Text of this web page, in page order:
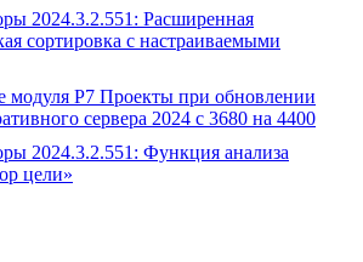
2024.3.2.551: Расширенная
сортировка с настраиваемыми
модуля Р7 Проекты при обновлении
сервера 2024 с 3680 на 4400
2024.3.2.551: Функция анализа
цели»